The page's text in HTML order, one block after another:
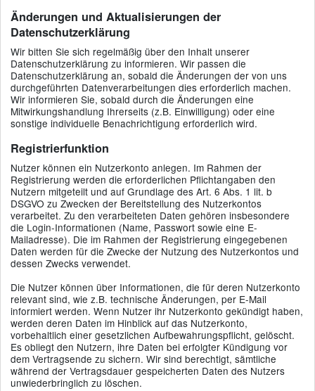
Änderungen und Aktualisierungen der
Datenschutzerklärung
Wir bitten Sie sich regelmäßig über den Inhalt unserer
Datenschutzerklärung zu informieren. Wir passen die
Datenschutzerklärung an, sobald die Änderungen der von uns
durchgeführten Datenverarbeitungen dies erforderlich machen.
Wir informieren Sie, sobald durch die Änderungen eine
Mitwirkungshandlung Ihrerseits (z.B. Einwilligung) oder eine
sonstige individuelle Benachrichtigung erforderlich wird.
Registrierfunktion
Nutzer können ein Nutzerkonto anlegen. Im Rahmen der
Registrierung werden die erforderlichen Pflichtangaben den
Nutzern mitgeteilt und auf Grundlage des Art. 6 Abs. 1 lit. b
DSGVO zu Zwecken der Bereitstellung des Nutzerkontos
verarbeitet. Zu den verarbeiteten Daten gehören insbesondere
die Login-Informationen (Name, Passwort sowie eine E-
Mailadresse). Die im Rahmen der Registrierung eingegebenen
Daten werden für die Zwecke der Nutzung des Nutzerkontos und
dessen Zwecks verwendet.
Die Nutzer können über Informationen, die für deren Nutzerkonto
relevant sind, wie z.B. technische Änderungen, per E-Mail
informiert werden. Wenn Nutzer ihr Nutzerkonto gekündigt haben,
werden deren Daten im Hinblick auf das Nutzerkonto,
vorbehaltlich einer gesetzlichen Aufbewahrungspflicht, gelöscht.
Es obliegt den Nutzern, ihre Daten bei erfolgter Kündigung vor
dem Vertragsende zu sichern. Wir sind berechtigt, sämtliche
während der Vertragsdauer gespeicherten Daten des Nutzers
unwiederbringlich zu löschen.